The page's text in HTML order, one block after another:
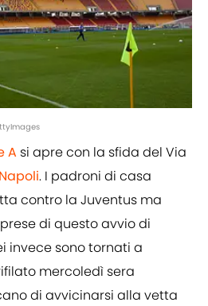
A si apre con la sfida del Via
Napoli. I padroni di casa
contro la Juventus ma
di questo avvio di
invece sono tornati a
mercoledì sera
di avvicinarsi alla vetta